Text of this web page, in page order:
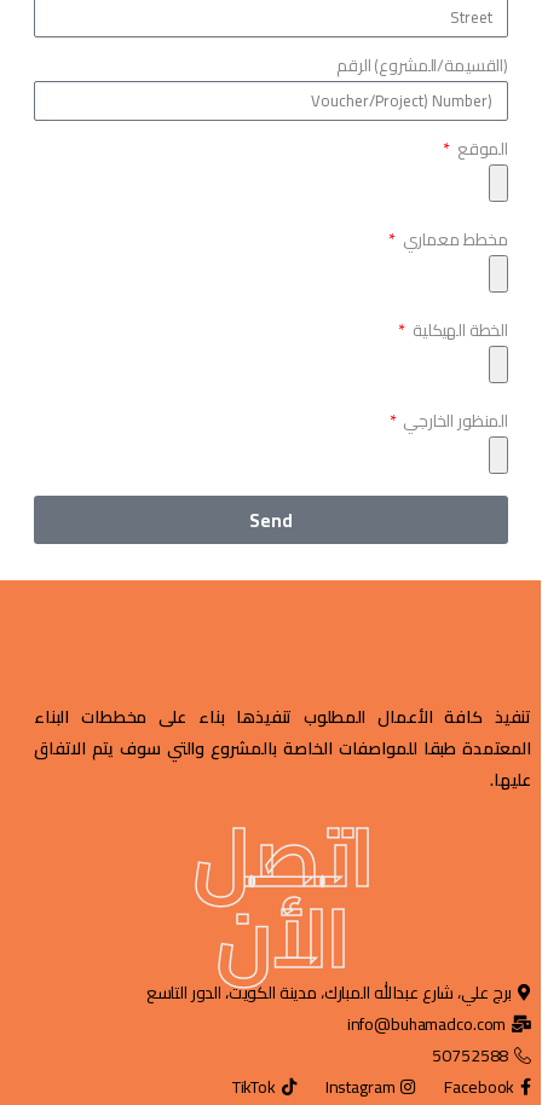
(القسيمة/المشروع) الرقم
الموقع
مخطط معماري
الخطة الهيكلية
المنظور الخارجي
Send
تنفيذ كافة الأعمال المطلوب تنفيذها بناء على مخططات البناء
المعتمدة طبقا للمواصفات الخاصة بالمشروع والتي سوف يتم الاتفاق
عليها.
اتصل
الأن
برج علي، شارع عبدالله المبارك، مدينة الكويت، الدور التاسع
info@buhamadco.com
50752588
Facebook
Instagram
TikTok